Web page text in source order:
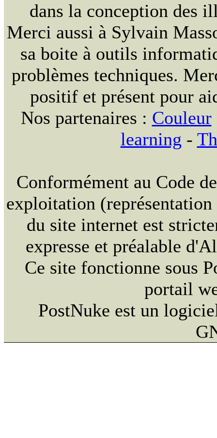
dans la conception des
Merci aussi à Sylvain
sa boite à outils
problèmes techniques.
positif et présent pour
Nos partenaires : Couleur
learning -
Conformément au Code
exploitation
du site internet est
expresse et préalable
Ce site fonctionne sous
portail
PostNuke est un